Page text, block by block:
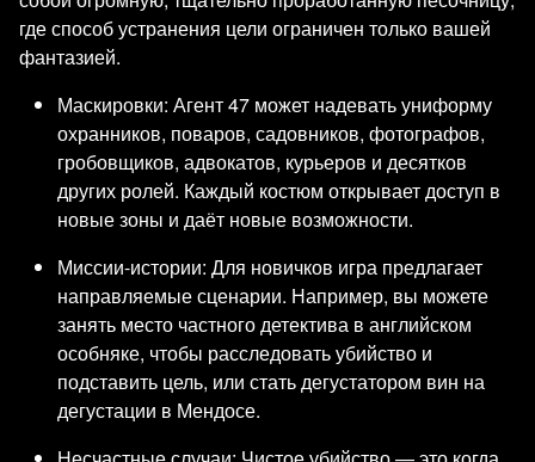
где способ устранения цели ограничен только вашей
фантазией.
Маскировки: Агент 47 может надевать униформу
охранников, поваров, садовников, фотографов,
гробовщиков, адвокатов, курьеров и десятков
других ролей. Каждый костюм открывает доступ в
новые зоны и даёт новые возможности.
Миссии-истории: Для новичков игра предлагает
направляемые сценарии. Например, вы можете
занять место частного детектива в английском
особняке, чтобы расследовать убийство и
подставить цель, или стать дегустатором вин на
дегустации в Мендосе.